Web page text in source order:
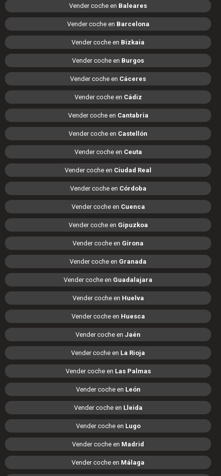
Vender coche en Baleares
Vender coche en Barcelona
Vender coche en Bizkaia
Vender coche en Burgos
Vender coche en Cáceres
Vender coche en Cádiz
Vender coche en Cantabria
Vender coche en Castellón
Vender coche en Ceuta
Vender coche en Ciudad Real
Vender coche en Córdoba
Vender coche en Cuenca
Vender coche en Gipuzkoa
Vender coche en Girona
Vender coche en Granada
Vender coche en Guadalajara
Vender coche en Huelva
Vender coche en Huesca
Vender coche en Jaén
Vender coche en La Rioja
Vender coche en Las Palmas
Vender coche en León
Vender coche en Lleida
Vender coche en Lugo
Vender coche en Madrid
Vender coche en Málaga